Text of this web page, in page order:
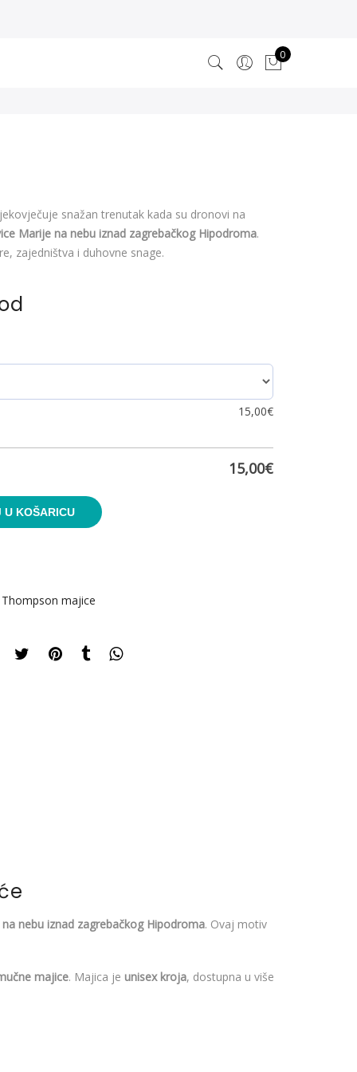
0
snažan trenutak kada su dronovi na
Marije na nebu iznad zagrebačkog Hipodroma.
zajedništva i duhovne snage.
15,00€
15,00€
U KOŠARICU
Thompson majice
nebu iznad zagrebačkog Hipodroma. Ovaj motiv
majice. Majica je unisex kroja, dostupna u više